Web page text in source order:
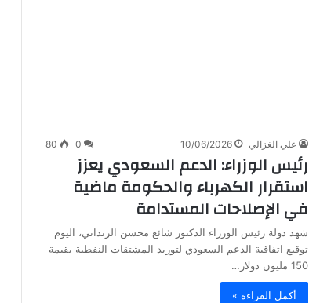
علي الغزالي 10/06/2026
0
80
رئيس الوزراء: الدعم السعودي يعزز
استقرار الكهرباء والحكومة ماضية
في الإصلاحات المستدامة
‏شهد دولة رئيس الوزراء الدكتور شائع محسن الزنداني، اليوم
توقيع اتفاقية الدعم السعودي لتوريد المشتقات النفطية بقيمة
150 مليون دولار…
أكمل القراءة »